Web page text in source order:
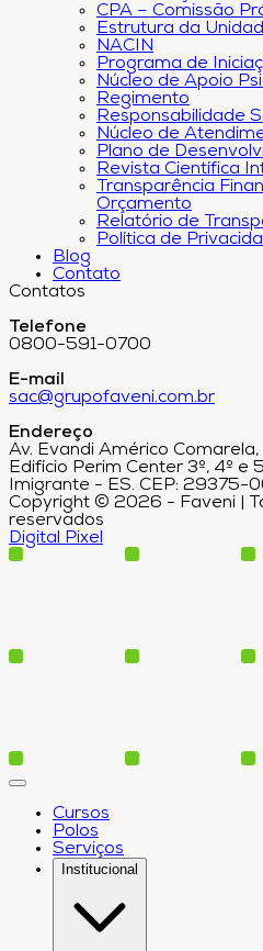
CPA – Comissão
Estrutura da
NACIN
Programa de
Núcleo de Apoio
Regimento
Responsabilidade
Núcleo de
Plano de
Revista Científica
Transparência
Orçamento
Relatório de
Política de
Blog
Contato
Contatos
Telefone
0800-591-0700
E-mail
sac@grupofaveni.com.br
Endereço
Av. Evandi Américo
Edifício Perim Center 3º, 4º e
Imigrante - ES. CEP: 29375-
Copyright © 2026 - Faveni |
reservados
Digital Pixel
Cursos
Polos
Serviços
Institucional